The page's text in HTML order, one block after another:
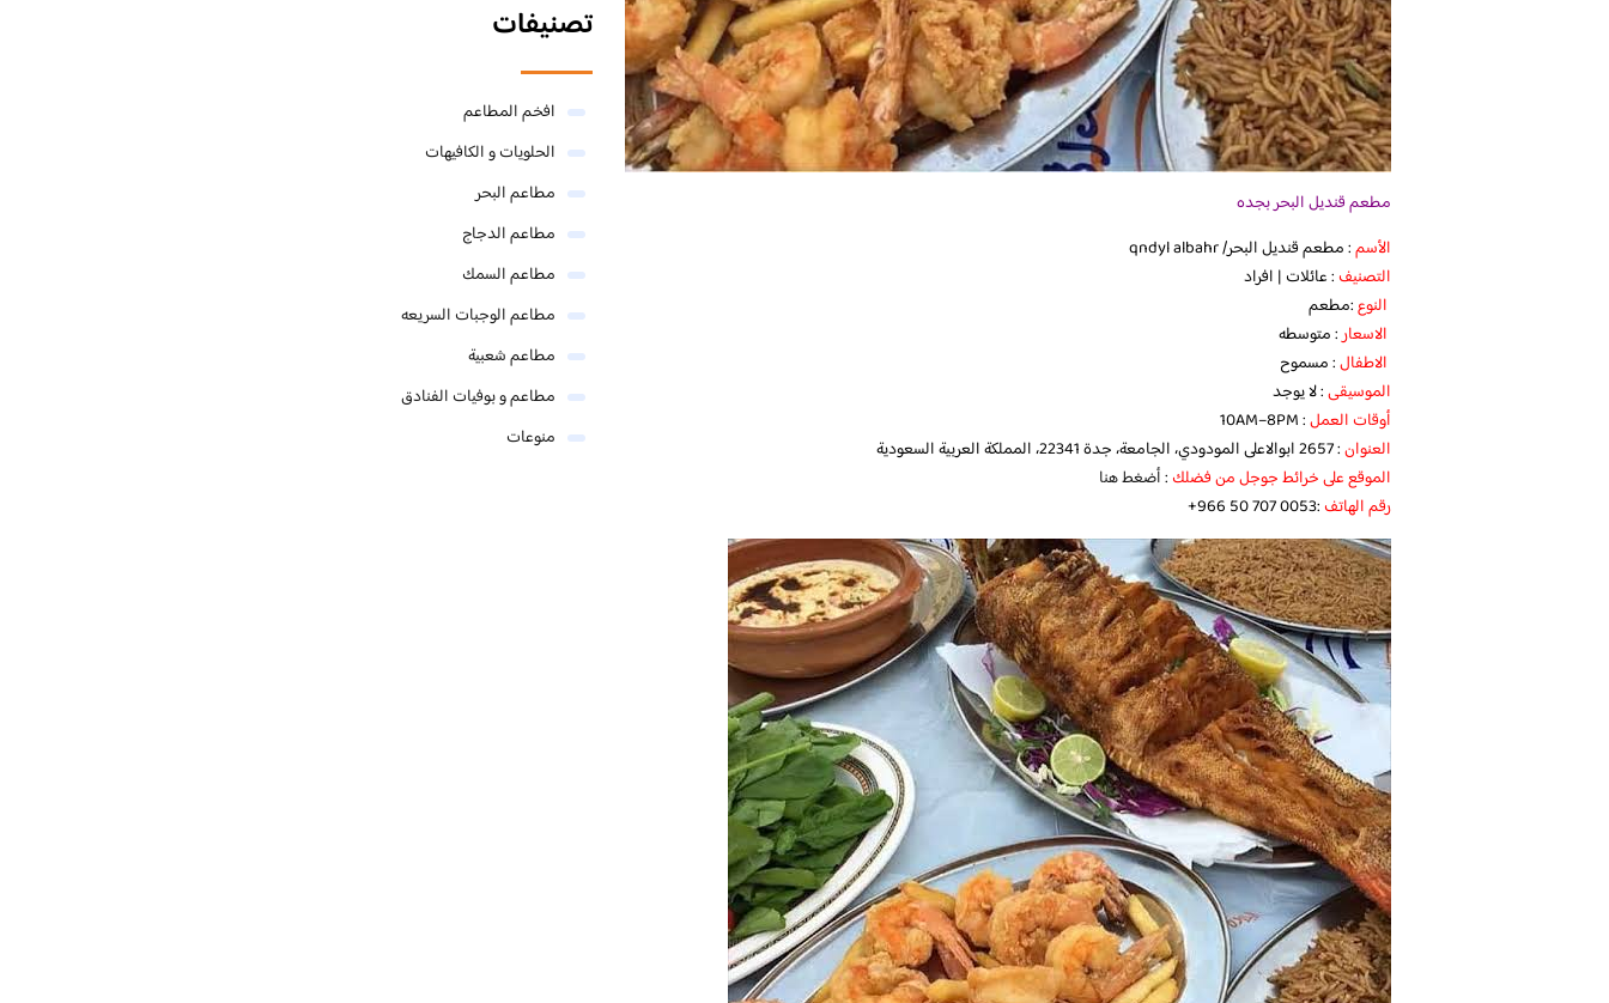
مطعم قنديل البحر بجده
الأسم: مطعم قنديل البحر/ qndyl albahr
التصنيف: عائلات | افراد
النوع:مطعم
الاسعار: متوسطه
الاطفال: مسموح
الموسيقى: لا يوجد
أوقات العمل: 10AM–8PM
العنوان: 2657 ابوالاعلى المودودي، الجامعة، جدة 22341، المملكة العربية السعودية
الموقع على خرائط جوجل من فضلك :أضغط هنا
رقم الهاتف:‪ ‏‪+966 50 707 0053‬‏
تصنيفات
افخم المطاعم
الحلويات و الكافيهات ‎
مطاعم البحر
مطاعم الدجاج
مطاعم السمك
مطاعم الوجبات السريعه
مطاعم شعبية
مطاعم و بوفيات الفنادق
منوعات